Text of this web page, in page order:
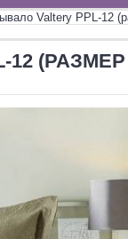
Valtery PPL-12
12 (РАЗМЕР